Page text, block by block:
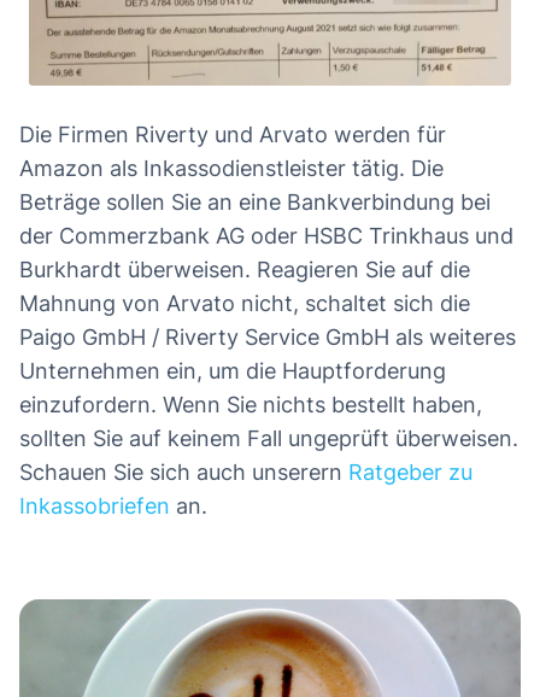
Die Firmen Riverty und Arvato werden für
Amazon als Inkassodienstleister tätig. Die
Beträge sollen Sie an eine Bankverbindung bei
der Commerzbank AG oder HSBC Trinkhaus und
Burkhardt überweisen. Reagieren Sie auf die
Mahnung von Arvato nicht, schaltet sich die
Paigo GmbH / Riverty Service GmbH als weiteres
Unternehmen ein, um die Hauptforderung
einzufordern. Wenn Sie nichts bestellt haben,
sollten Sie auf keinem Fall ungeprüft überweisen.
Schauen Sie sich auch unserern Ratgeber zu
Inkassobriefen an.